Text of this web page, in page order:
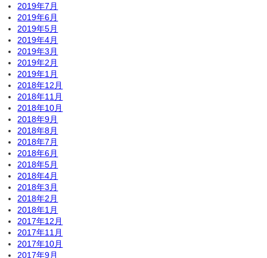
2019年7月
2019年6月
2019年5月
2019年4月
2019年3月
2019年2月
2019年1月
2018年12月
2018年11月
2018年10月
2018年9月
2018年8月
2018年7月
2018年6月
2018年5月
2018年4月
2018年3月
2018年2月
2018年1月
2017年12月
2017年11月
2017年10月
2017年9月